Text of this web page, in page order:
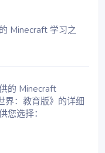
Minecraft 学习之
的 Minecraft
界：教育版》的详细
您选择：